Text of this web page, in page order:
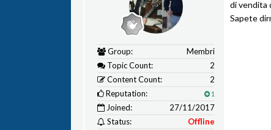
Group:
Membri
Topic Count:
2
Content Count:
2
Reputation:
1
Joined:
27/11/2017
Status:
Offline
di vendita
Sapete